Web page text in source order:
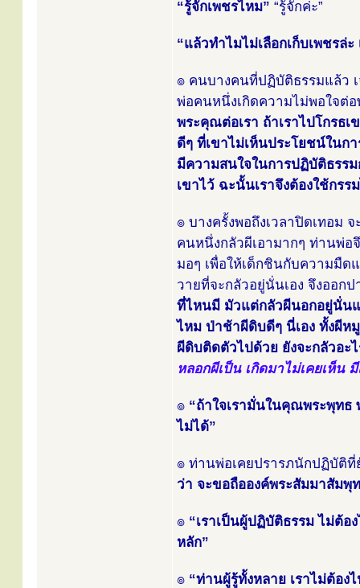
“รู้จักเพชรไหม” “รู้จักค่ะ”
“แล้วทำไมไม่เลือกเก็บเพชรล่
๏ คนบางคนที่ปฏิบัติธรรมแล้ว
พ่อคนหนึ่งเกิดความไม่พอใจต่
พระคุณต่อเรา ถ้าเราไปโกรธ
ดีๆ ที่เขาไม่เห็นประโยชน์ในก
มีความสนใจในการปฏิบัติธรรม
เขาไว้ ฉะนั้นเราจึงต้องใช้กร
๏ บางครั้งพอถึงเวลาปิดเทอม
คนหนึ่งกลัวผีเอามากๆ ท่านพ่อ
มอๆ เพื่อให้เด็กชินกับความมืด
วายที่จะกลัวอยู่นั่นเอง จึงออ
ที่ไหนมี มัวแต่กลัวผีนอกอยู่นั่น
ไหม ป่าช้าผีดิบดีๆ นี่เอง ทั้งผีห
ผีดิบติดตัวไปด้วย ยังจะกลัวอะ
หลอกผีเป็น เกิดมาไม่เคยเห็น
๏ “ถ้าใจเรามั่นในคุณพระพุทธ
ไม่ได้”
๏ ท่านพ่อเคยปรารภนักปฏิบัติ
ว่า จะขอถือองค์พระสัมมาสัมพุ
๏ “เราเป็นผู้ปฏิบัติธรรม ไม่ต้อ
หลัก”
๏ “ท่านผู้รู้ทั้งหลาย เราไม่ต้อง